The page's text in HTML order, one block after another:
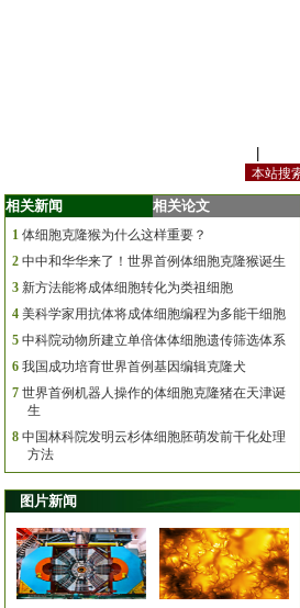
相关新闻 相关论文
1 体细胞克隆猴为什么这样重要？
2 中中和华华来了！世界首例体细胞克隆猴诞生
3 新方法能将成体细胞转化为类祖细胞
4 美科学家用抗体将成体细胞编程为多能干细胞
5 中科院动物所建立单倍体体细胞遗传筛选体系
6 我国成功培育世界首例基因编辑克隆犬
7 世界首例机器人操作的体细胞克隆猪在天津诞
生
8 中国林科院发明云杉体细胞胚萌发前干化处理
方法
图片新闻